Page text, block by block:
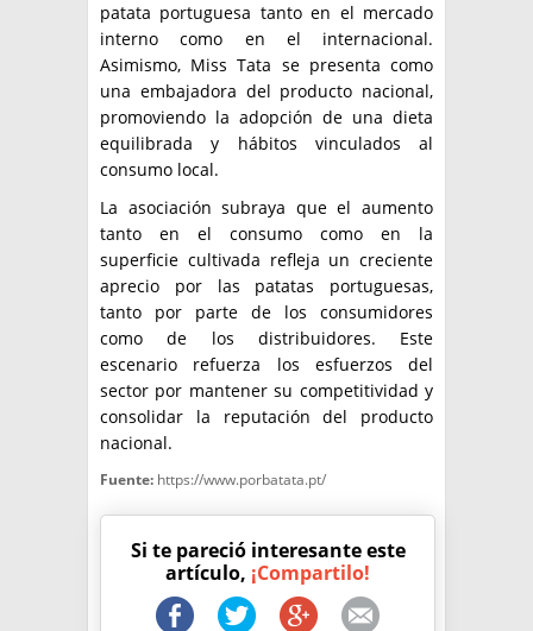
patata portuguesa tanto en el mercado
interno como en el internacional.
Asimismo, Miss Tata se presenta como
una embajadora del producto nacional,
promoviendo la adopción de una dieta
equilibrada y hábitos vinculados al
consumo local.
La asociación subraya que el aumento
tanto en el consumo como en la
superficie cultivada refleja un creciente
aprecio por las patatas portuguesas,
tanto por parte de los consumidores
como de los distribuidores. Este
escenario refuerza los esfuerzos del
sector por mantener su competitividad y
consolidar la reputación del producto
nacional.
Fuente: https://www.porbatata.pt/
Si te pareció interesante este
artículo, ¡Compartilo!